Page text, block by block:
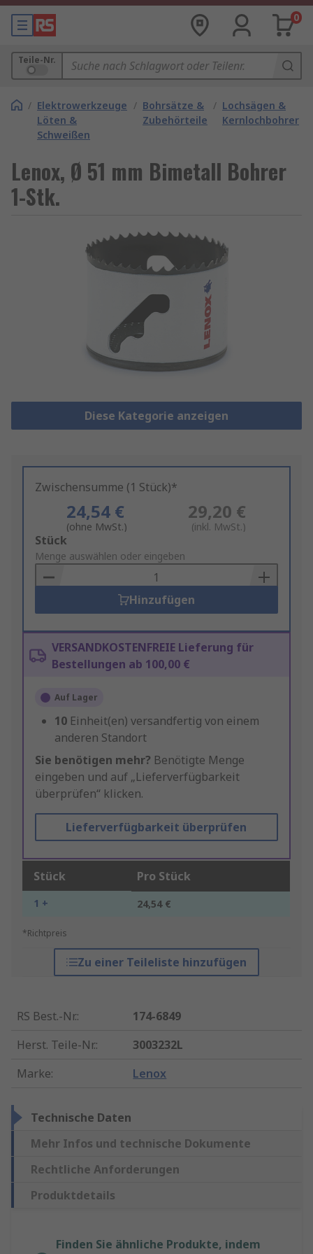
0
Teile-Nr.
/ Elektrowerkzeuge
Löten &
Schweißen
/ Bohrsätze &
Zubehörteile
/ Lochsägen &
Kernlochbohrer
Lenox, Ø 51 mm Bimetall Bohrer
1-Stk.
Diese Kategorie anzeigen
Zwischensumme (1 Stück)*
24,54 €
(ohne MwSt.)
29,20 €
(inkl. MwSt.)
Add
to
Basket
Stück
Menge auswählen oder eingeben
Hinzufügen
VERSANDKOSTENFREIE Lieferung für
Bestellungen ab 100,00 €
Auf Lager
10 Einheit(en) versandfertig von einem
anderen Standort
Sie benötigen mehr? Benötigte Menge
eingeben und auf „Lieferverfügbarkeit
überprüfen“ klicken.
Lieferverfügbarkeit überprüfen
Stück Pro Stück
1 + 24,54 €
*Richtpreis
Zu einer Teileliste hinzufügen
RS Best.-Nr.:
174-6849
Herst. Teile-Nr.:
3003232L
Marke: Lenox
Technische Daten
Mehr Infos und technische Dokumente
Rechtliche Anforderungen
Produktdetails
Finden Sie ähnliche Produkte, indem